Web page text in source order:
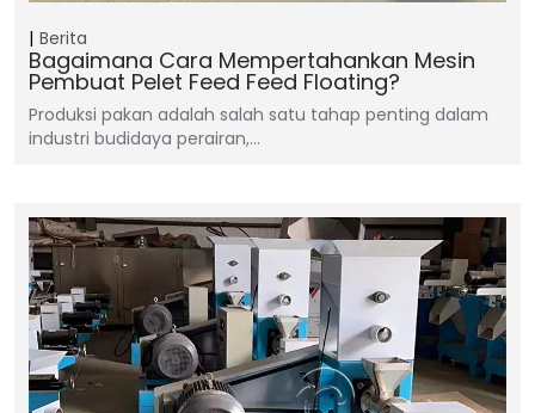
Berita
Bagaimana Cara Mempertahankan Mesin
Pembuat Pelet Feed Feed Floating?
Produksi pakan adalah salah satu tahap penting dalam
industri budidaya perairan,…